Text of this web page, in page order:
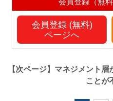
会員登録 (無料)
ページへ
【次ページ】 マネジメント層
ことが